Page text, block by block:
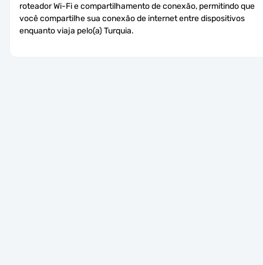
roteador Wi-Fi e compartilhamento de conexão, permitindo que
você compartilhe sua conexão de internet entre dispositivos
enquanto viaja pelo(a) Turquia.